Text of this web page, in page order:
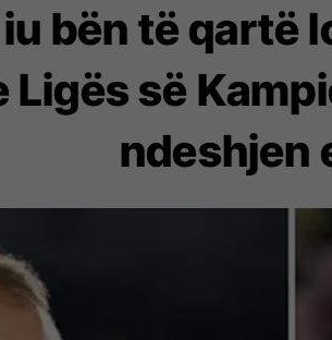
bën të qartë
së
ndeshjen